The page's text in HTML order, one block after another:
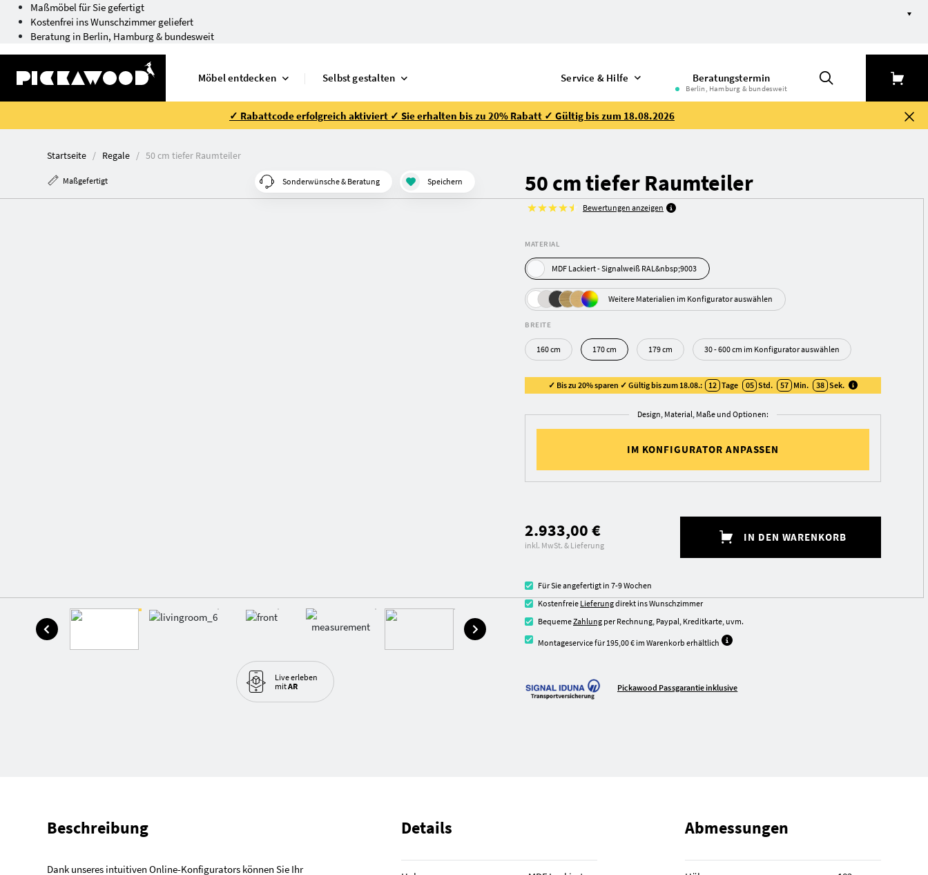
Maßmöbel für Sie gefertigt
Kostenfrei ins Wunschzimmer geliefert
Beratung in Berlin, Hamburg & bundesweit
Möbel entdecken Selbst gestalten Service & Hilfe Beratungstermin
Berlin, Hamburg & bundesweit
✓ Rabattcode erfolgreich aktiviert ✓ Sie erhalten bis zu 20% Rabatt ✓ Gültig bis zum 18.08.2026
Startseite Regale 50 cm tiefer Raumteiler
Maßgefertigt Sonderwünsche & Beratung Speichern
Live erleben
mitAR
50 cm tiefer Raumteiler
Bewertungen anzeigen
MATERIAL
MDF Lackiert - Signal­weiß RAL&nbsp;9003
Weitere Materialien im Konfigurator auswählen
BREITE
160 cm 170 cm 179 cm 30 - 600 cm im Konfigurator auswählen
✓ Bis zu 20% sparen ✓ Gültig bis zum 18.08.: 12 Tage 05 Std. 57 Min. 38 Sek.
Design, Material, Maße und Optionen:
IM KONFIGURATOR ANPASSEN
2.933,00 €
inkl. MwSt. & Lieferung
IN DEN WARENKORB
Für Sie angefertigt in 7-9 Wochen
Kostenfreie Lieferungdirekt ins Wunschzimmer
BequemeZahlung per Rechnung, Paypal, Kreditkarte, uvm.
Montageservice für 195,00 € im Warenkorb erhältlich
Pickawood Passgarantie inklusive
Beschreibung
Dank unseres intuitiven Online-Konfigurators können Sie Ihr
Details Abmessungen